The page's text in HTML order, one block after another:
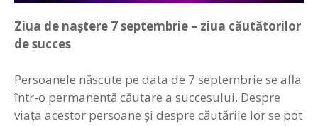
Ziua de naștere 7septembrie – ziua căutătorilor
de succes
Persoanele născute pe data de 7 septembrie se afla
într-o permanentă căutare a succesului. Despre
viaţa acestor persoane şi despre căutările lor se pot